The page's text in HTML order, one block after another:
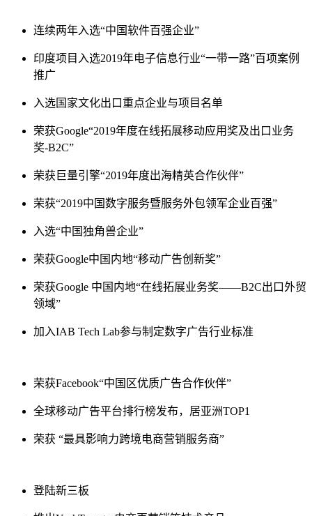
连续两年入选“中国软件百强企业”
印度项目入选2019年电子信息行业“一带一路”百项案例
推广
入选国家文化出口重点企业与项目名单
荣获Google“2019年度在线拓展移动应用奖及出口业务
奖-B2C”
荣获巨量引擎“2019年度出海精英合作伙伴”
荣获“2019中国数字服务暨服务外包领军企业百强”
入选“中国独角兽企业”
荣获Google中国内地“移动广告创新奖”
荣获Google 中国内地“在线拓展业务奖——B2C出口外贸
领域”
加入IAB Tech Lab参与制定数字广告行业标准
荣获Facebook“中国区优质广告合作伙伴”
全球移动广告平台排行榜发布，居亚洲TOP1
荣获 “最具影响力跨境电商营销服务商”
登陆新三板